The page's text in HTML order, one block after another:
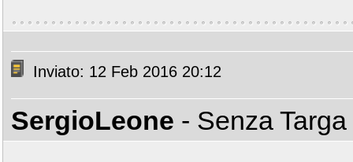
Inviato: 12 Feb 2016 20:12
SergioLeone - Senza Targa